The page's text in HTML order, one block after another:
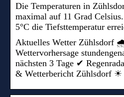
Die Temperaturen in
maximal auf 11 Grad
5°C die Tiefsttemperatur
Aktuelles Wetter Zühlsdorf
Wettervorhersage
nächsten 3 Tage ✔
& Wetterbericht Zühlsdorf ☀